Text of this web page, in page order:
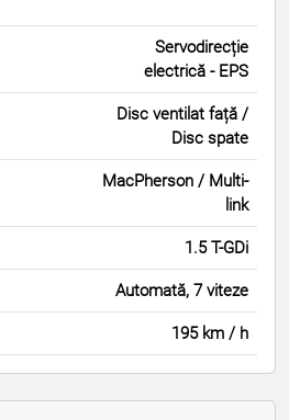
Servodirecție
electrică - EPS
Disc ventilat față /
Disc spate
MacPherson / Multi-
link
1.5 T-GDi
Automată, 7 viteze
195 km / h